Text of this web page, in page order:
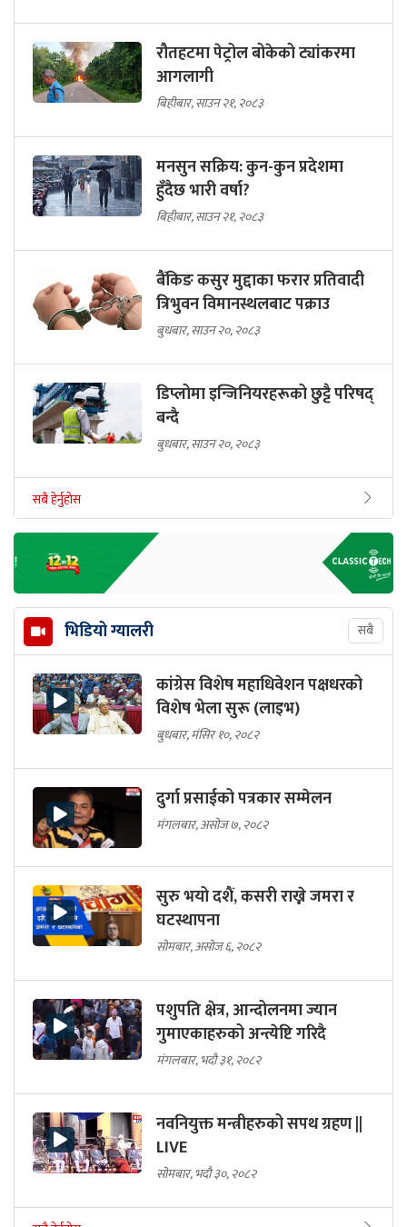
रौतहटमा पेट्रोल बोकेको ट्यांकरमा
आगलागी
बिहीबार, साउन २१, २०८३
मनसुन सक्रिय: कुन-कुन प्रदेशमा
हुँदैछ भारी वर्षा?
बिहीबार, साउन २१, २०८३
बैंकिङ कसुर मुद्दाका फरार प्रतिवादी
त्रिभुवन विमानस्थलबाट पक्राउ
बुधबार, साउन २०, २०८३
डिप्लोमा इन्जिनियरहरूको छुट्टै परिषद्
बन्दै
बुधबार, साउन २०, २०८३
सबै हेर्नुहोस
भिडियो ग्यालरी सबै
कांग्रेस विशेष महाधिवेशन पक्षधरको
विशेष भेला सुरू (लाइभ)
बुधबार, मंसिर १०, २०८२
दुर्गा प्रसाईको पत्रकार सम्मेलन
मंगलबार, असोज ७, २०८२
सुरु भयो दशैं, कसरी राख्ने जमरा र
घटस्थापना
सोमबार, असोज ६, २०८२
पशुपति क्षेत्र, आन्दोलनमा ज्यान
गुमाएकाहरुको अन्त्येष्टि गरिदै
मंगलबार, भदौ ३१, २०८२
नवनियुक्त मन्त्रीहरुको सपथ ग्रहण ||
LIVE
सोमबार, भदौ ३०, २०८२